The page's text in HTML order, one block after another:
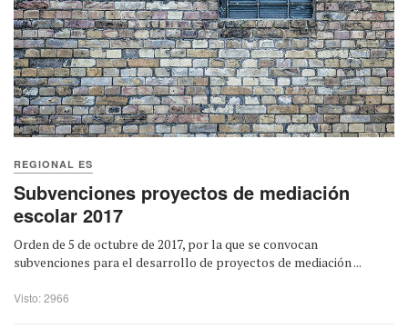
REGIONAL ES
Subvenciones proyectos de mediación
escolar 2017
Orden de 5 de octubre de 2017, por la que se convocan
subvenciones para el desarrollo de proyectos de mediación ...
Visto: 2966